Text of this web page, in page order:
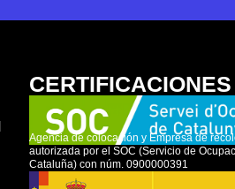
CERTIFICACIONES
Agencia de colocación y Empresa de
autorizada por el SOC (Servicio de
Cataluña) con núm. 0900000391